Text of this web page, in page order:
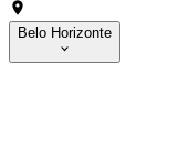
Belo Horizonte